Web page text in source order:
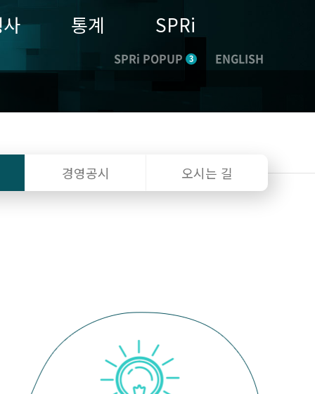
통계 SPRi
SPRi POPUP 3 ENGLISH
경영공시 오시는 길